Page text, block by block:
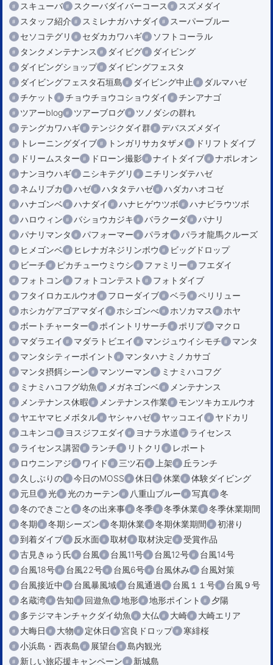
スキューバ
スクーバダイバーコース
スズメダイ
スタッフ紹介
スミレナガハナダイ
スーパーブルー
セソコテグリ
セダカカワハギ
ソフトコーラル
タンクメンテナンス
ダイビグ
ダイビング
ダイビングショップ
ダイビングフェスタ
ダイビングフェスタ石垣島
ダイビング中止
ダルマハゼ
チケット
チョウチョウコショウダイ
チンアナゴ
ツアーblog
ツアーブログ
ツノダシの群れ
テングカワハギ
テンジクダイ群
デバスズメダイ
トレーニングダイブ
トンガリサカタザメ
ドリフトダイブ
ドリームスター
ドローン撮影 ナイトダイブ
ナポレオン
ナンヨウハギ
ニシキテグリ
ニチリンダテハゼ
ネムリブカ
ハゼ ハタタテハゼ
ハダカハオコゼ
ハナゴンベ
ハナダイ ハナヒゲウツボ
ハナビラウツボ
ハロウィン
バショウカジキ バラクーダ
パナリ
パナリマンタ
パフォーマー パラオ
パラオ龍馬クルーズ
ヒメゴンベ
ヒレナガネジリンボウ
ビッグドロップ
ビーチ
ピカチューウミウシ ファミリー
フエダイ
フォトコン
フォトコンテスト
フォトダイブ
フタイロカエルウオ
フローダイブ ベラ
ペリリュー
ホシカゲアゴアマダイ
ホシゴンべ ホソカマス
ホヤ
ボートチャーター
ポイントリサーチ ポリプ
マクロ
マダラエイ
マダラトビエイ マンジュウイシモチ
マンタ
マンタシティーポイント
マンタハナミノカサゴ
マンタ摂餌シーン
マンツーマン
ミナミハコフグ
ミナミハコフグ幼魚
メガネゴンベ
メンテナンス
メンテナンス休暇
メンテナンス作業
モンツキカエルウオ
ヤエヤマヒメボタル
ヤシャハゼ ヤッコエイ
ヤドカリ
ユキンコ
ヨスジフエダイ ヨナラ水道
ライセンス
ライセンス講習
ランチ リトクリ
レポート
ロウニンアジ
ワイド 三ツ石 上架
丘ランチ
久しぶりの
今日のMOSS 休日 休業
体験ダイビング
元旦
光 光のカーテン 八重山ブルー 写真
冬
冬のできごと
冬の出来事 冬季 冬季休業
冬季休業期間
冬期
冬期シーズン 冬期休業 冬期休業期間
初潜り
到着ダイブ
反水面 取材 取材決定
受賞作品
古見きゅう氏
台風 台風11号 台風12号
台風14号
台風18号
台風22号 台風6号 台風休み
台風対策
台風接近中
台風暴風域 台風通過 台風１１号
台風９号
名蔵湾
告知 回遊魚 地形 地形ポイント
夕陽
多テジマキンチャクダイ幼魚
大仏 大崎
大崎エリア
大晦日
大物 定休日 宮良ドロップ
寒緋桜
小浜島・西表島
展望台
島内観光
新しい旅応援キャンペーン
新城島